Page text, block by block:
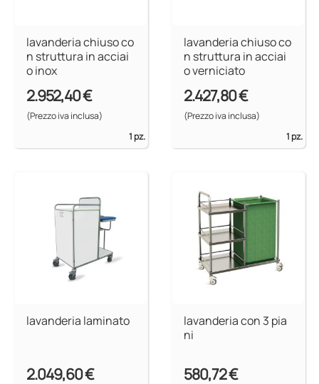
lavanderia chiuso co
n struttura in acciai
o inox
2.952,40 €
(Prezzo iva inclusa)
1 pz.
lavanderia chiuso co
n struttura in acciai
o verniciato
2.427,80 €
(Prezzo iva inclusa)
1 pz.
lavanderia laminato
2.049,60 €
lavanderia con 3 pia
ni
580,72 €